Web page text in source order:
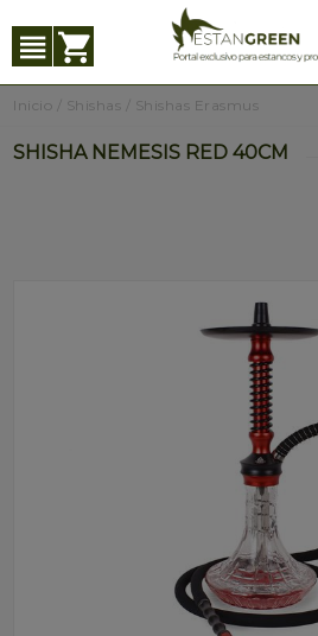
Inicio Shishas Shishas Erasmus
SHISHA NEMESIS RED 40CM